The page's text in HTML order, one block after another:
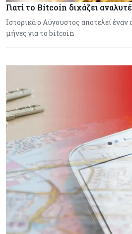
Γιατί το Bitcoin διχάζει
Ιστορικά ο Αύγουστος αποτελεί
μήνες για το bitcoin